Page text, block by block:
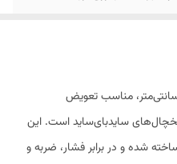
درب سایدبای‌ساید با طول ۵۱ سانتی‌متر، مناسب تعویض
سایدبای‌ساید است. این
شده و در برابر فشار، ضربه و